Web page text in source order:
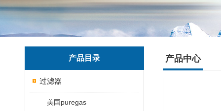
产品目录
过滤器
美国puregas
产品中心